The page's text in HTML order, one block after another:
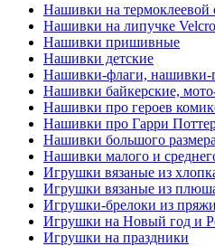
Нашивки на термоклеевой
Нашивки на липучке Velcro
Нашивки пришивные
Нашивки детские
Нашивки-флаги, нашивки-
Нашивки байкерские,
Нашивки про героев
Нашивки про Гарри
Нашивки большого размера
Нашивки малого и
Игрушки вязаные из
Игрушки вязаные из
Игрушки-брелоки из пряжи
Игрушки на Новый год и
Игрушки на праздники